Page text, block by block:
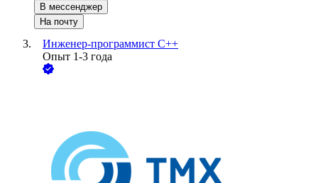
В мессенджер
На почту
Инженер-программист С++
Опыт 1-3 года